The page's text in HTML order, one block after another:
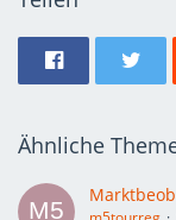
Ähnliche